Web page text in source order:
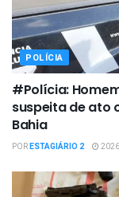
POLÍCIA
#Polícia:
suspeita de ato
Bahia
PORESTAGIÁRIO 2